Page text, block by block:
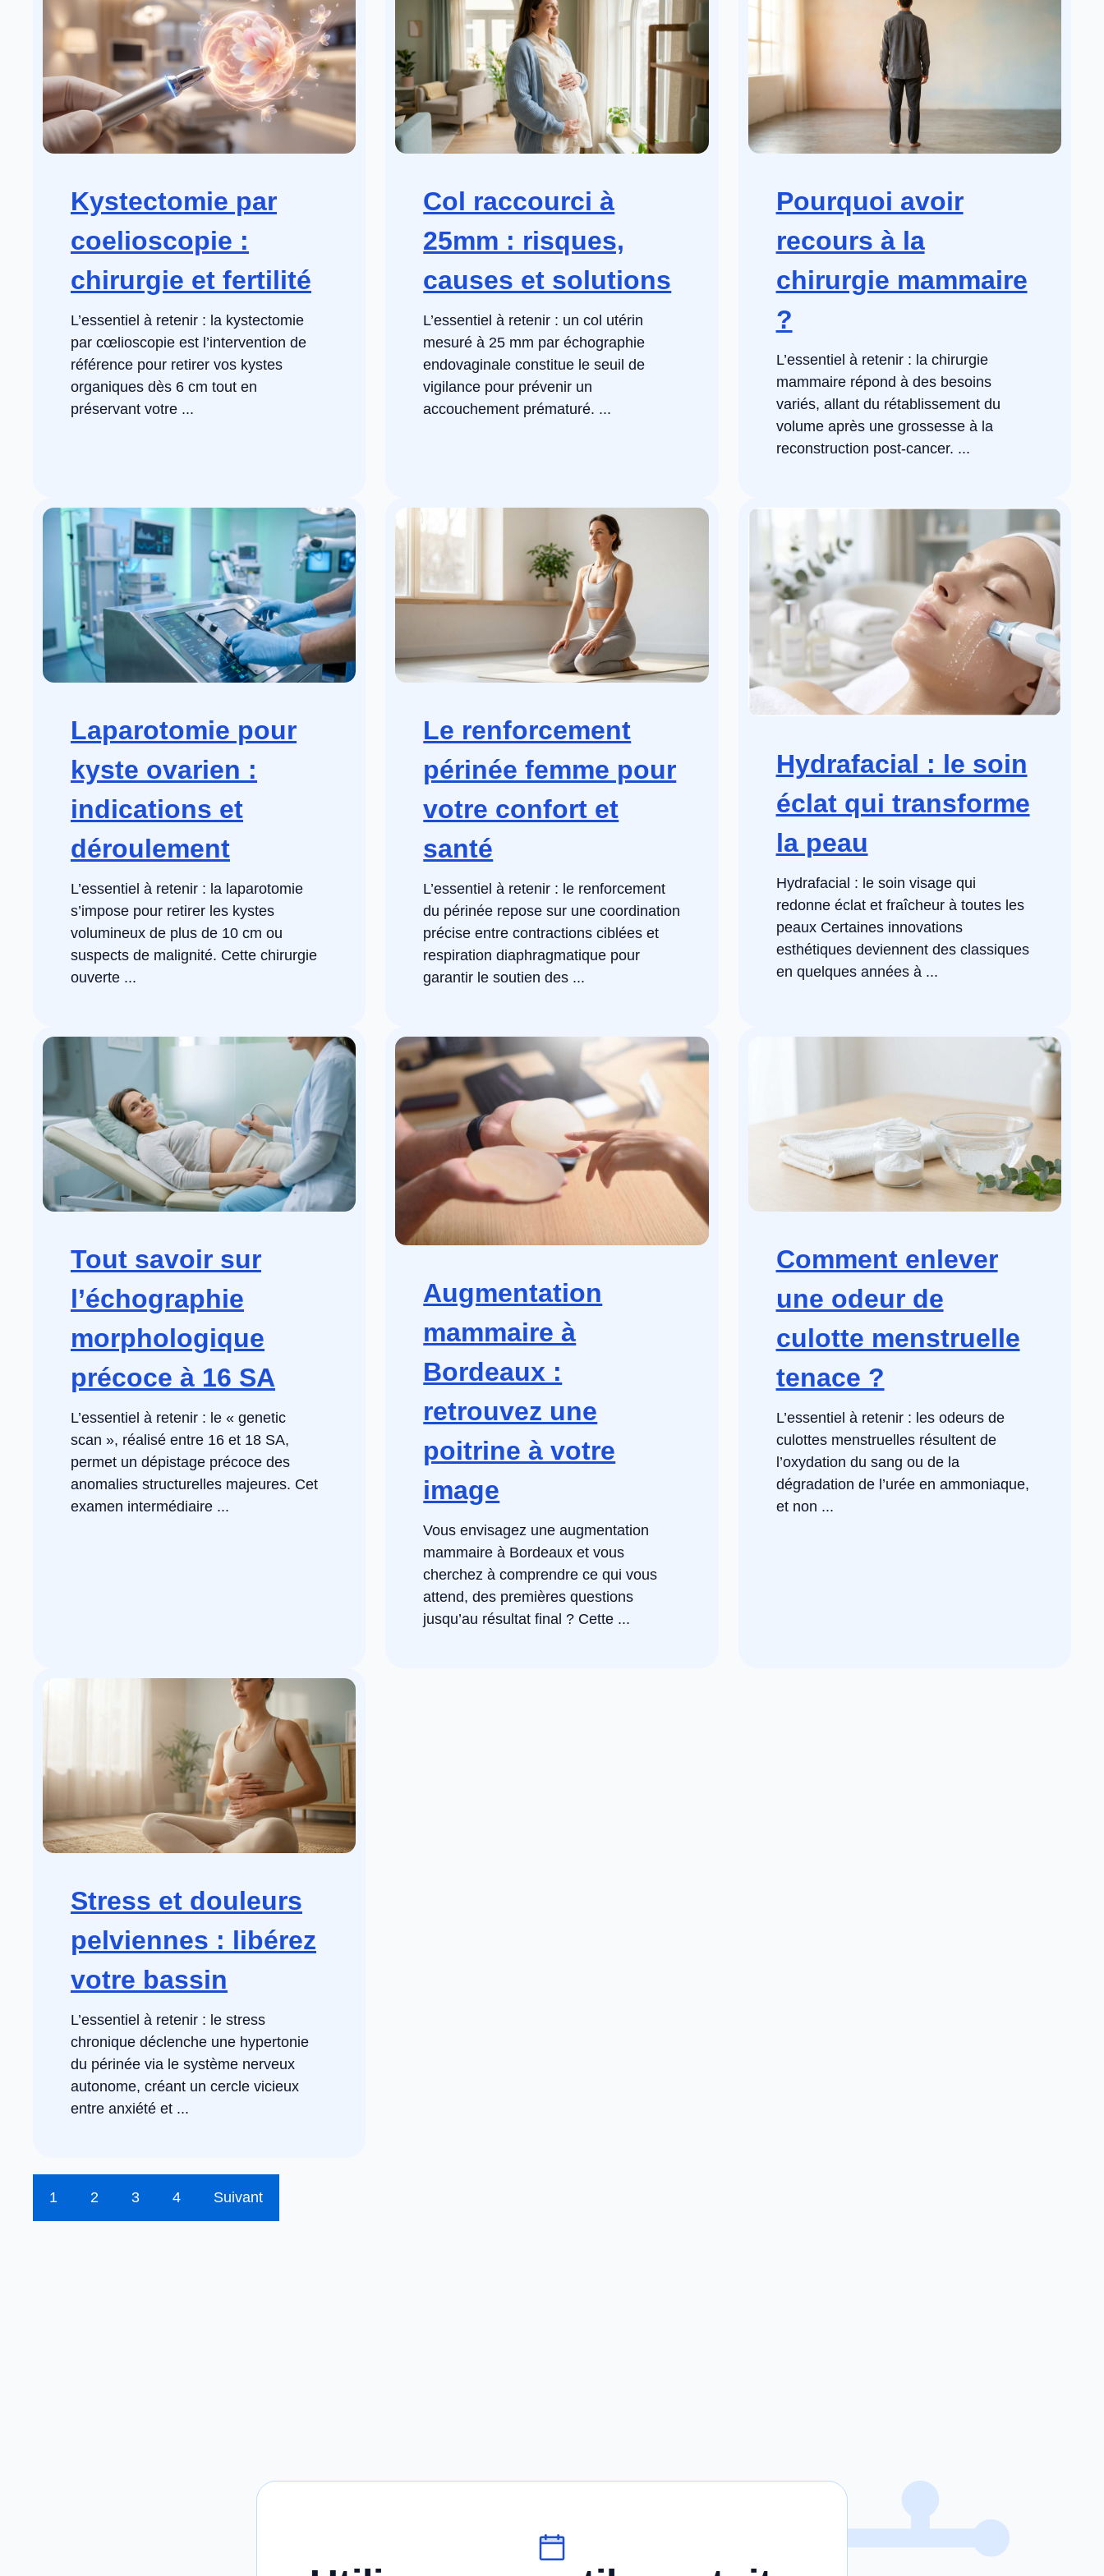
Kystectomie par
coelioscopie :
chirurgie et fertilité
L’essentiel à retenir : la kystectomie
par cœlioscopie est l’intervention de
référence pour retirer vos kystes
organiques dès 6 cm tout en
préservant votre ...
Col raccourci à
25mm : risques,
causes et solutions
L’essentiel à retenir : un col utérin
mesuré à 25 mm par échographie
endovaginale constitue le seuil de
vigilance pour prévenir un
accouchement prématuré. ...
Pourquoi avoir
recours à la
chirurgie mammaire
?
L’essentiel à retenir : la chirurgie
mammaire répond à des besoins
variés, allant du rétablissement du
volume après une grossesse à la
reconstruction post-cancer. ...
Laparotomie pour
kyste ovarien :
indications et
déroulement
L’essentiel à retenir : la laparotomie
s’impose pour retirer les kystes
volumineux de plus de 10 cm ou
suspects de malignité. Cette chirurgie
ouverte ...
Le renforcement
périnée femme pour
votre confort et
santé
L’essentiel à retenir : le renforcement
du périnée repose sur une coordination
précise entre contractions ciblées et
respiration diaphragmatique pour
garantir le soutien des ...
Hydrafacial : le soin
éclat qui transforme
la peau
Hydrafacial : le soin visage qui
redonne éclat et fraîcheur à toutes les
peaux Certaines innovations
esthétiques deviennent des classiques
en quelques années à ...
Tout savoir sur
l’échographie
morphologique
précoce à 16 SA
L’essentiel à retenir : le « genetic
scan », réalisé entre 16 et 18 SA,
permet un dépistage précoce des
anomalies structurelles majeures. Cet
examen intermédiaire ...
Augmentation
mammaire à
Bordeaux :
retrouvez une
poitrine à votre
image
Vous envisagez une augmentation
mammaire à Bordeaux et vous
cherchez à comprendre ce qui vous
attend, des premières questions
jusqu’au résultat final ? Cette ...
Comment enlever
une odeur de
culotte menstruelle
tenace ?
L’essentiel à retenir : les odeurs de
culottes menstruelles résultent de
l’oxydation du sang ou de la
dégradation de l’urée en ammoniaque,
et non ...
Stress et douleurs
pelviennes : libérez
votre bassin
L’essentiel à retenir : le stress
chronique déclenche une hypertonie
du périnée via le système nerveux
autonome, créant un cercle vicieux
entre anxiété et ...
1 2 3 4 Suivant